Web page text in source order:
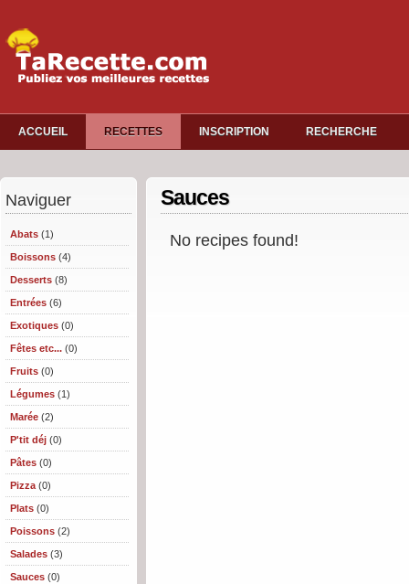
ACCUEIL RECETTES INSCRIPTION RECHERCHE
Naviguer
Abats (1)
Boissons (4)
Desserts (8)
Entrées (6)
Exotiques (0)
Fêtes etc... (0)
Fruits (0)
Légumes (1)
Marée (2)
P'tit déj (0)
Pâtes (0)
Pizza (0)
Plats (0)
Poissons (2)
Salades (3)
Sauces (0)
Sauces
No recipes found!